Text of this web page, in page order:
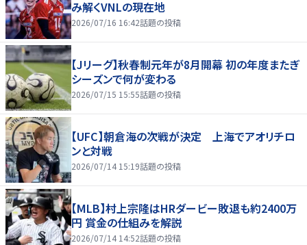
み解くVNLの現在地
2026/07/16 16:42話題の投稿
【Jリーグ】秋春制元年が8月開幕 初の年度またぎ
シーズンで何が変わる
2026/07/15 15:55話題の投稿
【UFC】朝倉海の次戦が決定 上海でアオリチロ
ンと対戦
2026/07/14 15:19話題の投稿
【MLB】村上宗隆はHRダービー敗退も約2400万
円 賞金の仕組みを解説
2026/07/14 14:52話題の投稿